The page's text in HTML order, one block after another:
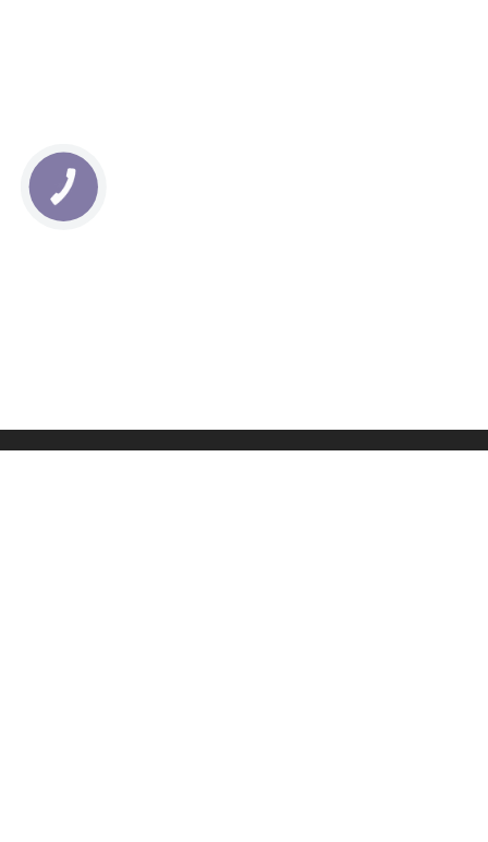
КНОПКА
СВЯЗИ